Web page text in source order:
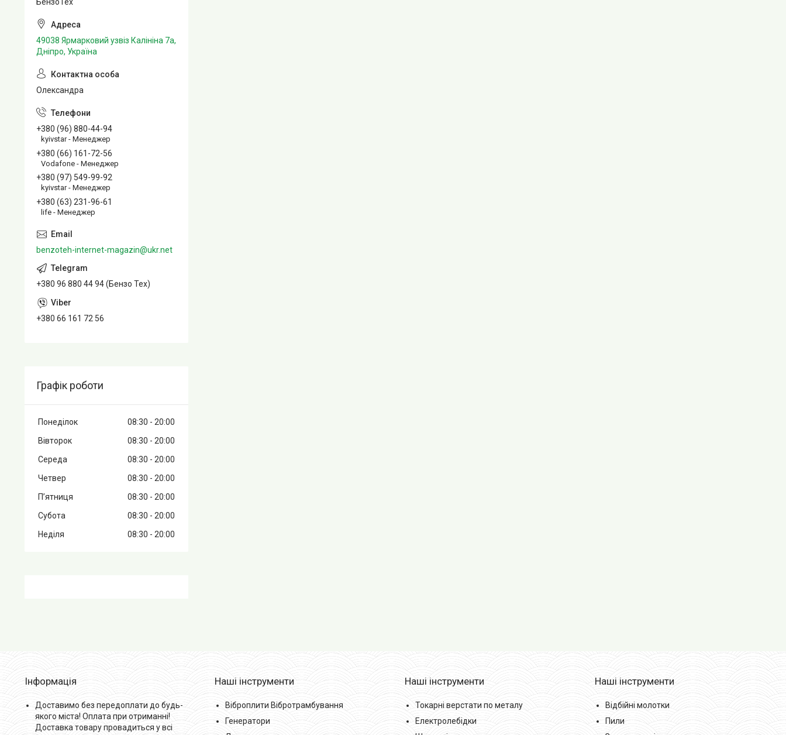
49038 Ярмарковий узвіз Калініна 7а,
Дніпро, Україна
Олександра
+380 (96) 880-44-94
kyivstar - Менеджер
+380 (66) 161-72-56
Vodafone - Менеджер
+380 (97) 549-99-92
kyivstar - Менеджер
+380 (63) 231-96-61
life - Менеджер
benzoteh-internet-magazin@ukr.net
+380 96 880 44 94 (Бензо Тех)
+380 66 161 72 56
Графік роботи
Понеділок 08:30
20:00
Вівторок
08:30
20:00
Середа
08:30
20:00
Четвер
08:30
20:00
Пʼятниця
08:30
20:00
Субота
08:30
20:00
Неділя
08:30 20:00
Інформація
Доставимо без передоплати до будь-
якого міста! Оплата при отриманні!
Доставка товару провадиться у всі
Наші інструменти
Віброплити Вібротрамбування
Генератори
Наші інструменти
Токарні верстати по металу
Електролебідки
Наші інструменти
Відбійні молотки
Пили